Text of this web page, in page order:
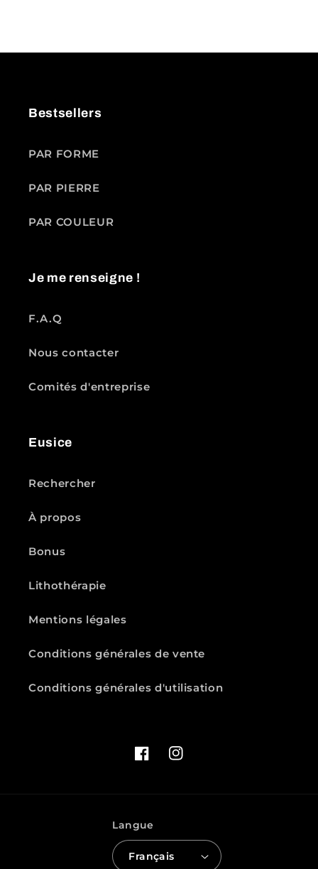
Bestsellers
PAR FORME
PAR PIERRE
PAR COULEUR
Je me renseigne !
F.A.Q
Nous contacter
Comités d'entreprise
Eusice
Rechercher
À propos
Bonus
Lithothérapie
Mentions légales
Conditions générales de vente
Conditions générales d'utilisation
FacebookInstagram
Langue
Français